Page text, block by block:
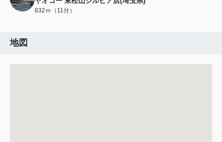
832ｍ（11分）
地図